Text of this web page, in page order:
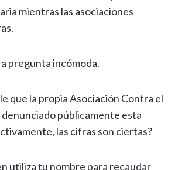
mientras las asociaciones
pregunta incómoda.
que la propia Asociación Contra el
denunciado públicamente esta
las cifras son ciertas?
utiliza tu nombre para recaudar